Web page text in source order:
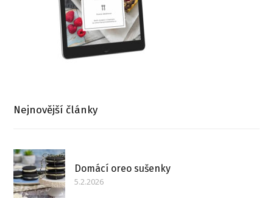
Nejnovější články
Domácí oreo sušenky
5.2.2026